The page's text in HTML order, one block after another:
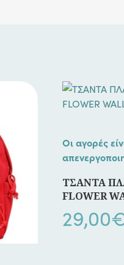
Οι αγορές
ΤΣΑΝΤΑ
FLOWER
29,00